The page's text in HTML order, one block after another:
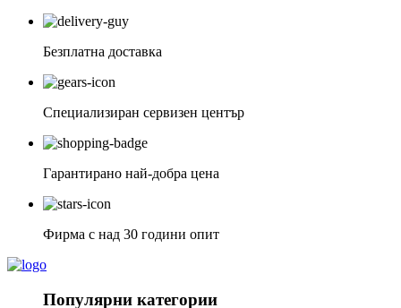
Безплатна доставка
Специализиран сервизен център
Гарантирано най-добра цена
Фирма с над 30 години опит
Популярни категории